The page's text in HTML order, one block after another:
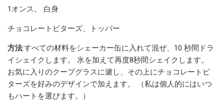
1オンス。 白身
チョコレートビターズ、トッパー
方法:すべての材料をシェーカー缶に入れて混ぜ、10 秒間ドラ
イシェイクします。 氷を加えて再度8秒間シェイクします。
お気に入りのクープグラスに濾し、その上にチョコレートビ
ターズを好みのデザインで加えます。 （私は個人的にはいつ
もハートを選びます。）